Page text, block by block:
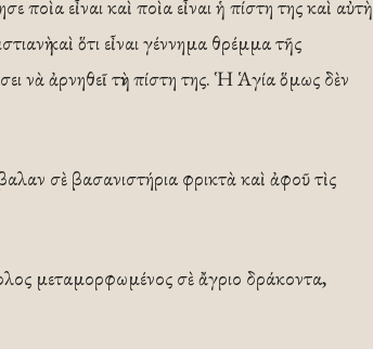
εἶναι καὶ ποὶα εἶναι ἡ πίστη της καὶ αὐτὴ
καὶ ὅτι εἶναι γέννημα θρέμμα τῆς
νὰ ἀρνηθεῖ τὴν πίστη της. Ἡ Ἁγία ὅμως δὲν
σὲ βασανιστήρια φρικτὰ καὶ ἀφοῦ τὶς
μεταμορφωμένος σὲ ἄγριο δράκοντα,